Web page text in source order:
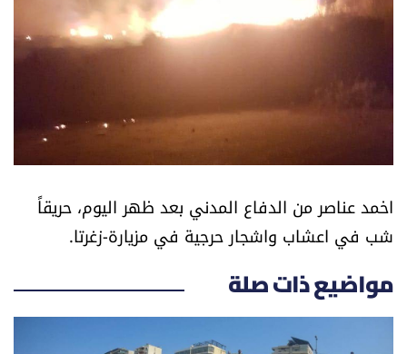
محليات
متفرقات
نداء القرّاء
خاص الموقع
كتّابنا
تحت المجهر
اخمد عناصر من الدفاع المدني بعد ظهر اليوم، حريقاً
شب في اعشاب واشجار حرجية في مزيارة-زغرتا.
مواضيع ذات صلة